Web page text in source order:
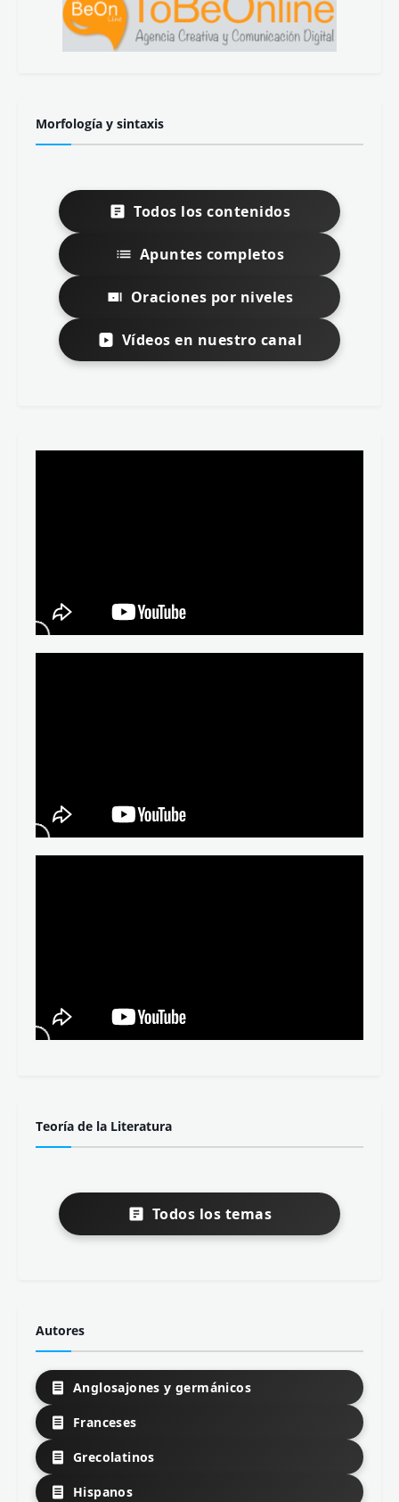
Morfología y sintaxis
Todos los contenidos
Apuntes completos
Oraciones por niveles
Vídeos en nuestro canal
Teoría de la Literatura
Todos los temas
Autores
Anglosajones y germánicos
Franceses
Grecolatinos
Hispanos